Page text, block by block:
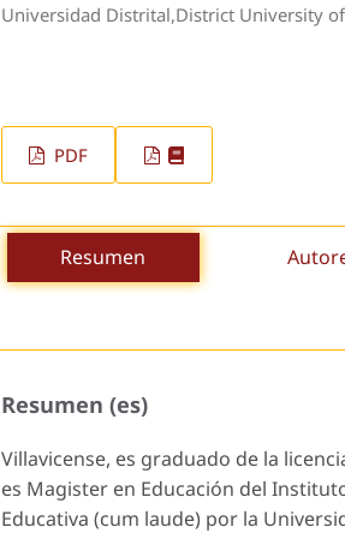
Universidad Distrital,District University
PDF
Resumen
Resumen (es)
Villavicense, es graduado de la
es Magister en Educación del
Educativa (cum laude) por la